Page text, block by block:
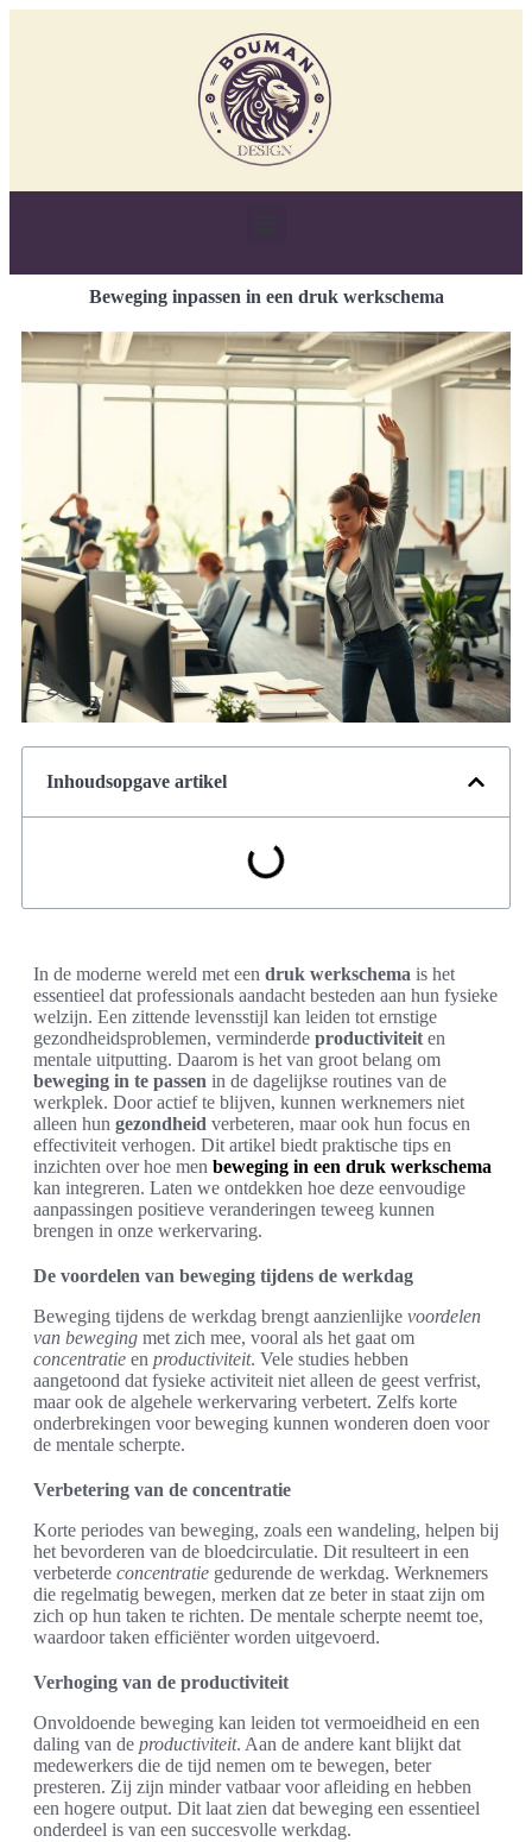
Beweging inpassen in een druk werkschema
Inhoudsopgave artikel
In de moderne wereld met een druk werkschema is het
essentieel dat professionals aandacht besteden aan hun fysieke
welzijn. Een zittende levensstijl kan leiden tot ernstige
gezondheidsproblemen, verminderde productiviteit en
mentale uitputting. Daarom is het van groot belang om
beweging in te passen in de dagelijkse routines van de
werkplek. Door actief te blijven, kunnen werknemers niet
alleen hun gezondheid verbeteren, maar ook hun focus en
effectiviteit verhogen. Dit artikel biedt praktische tips en
inzichten over hoe men beweging in een druk werkschema
kan integreren. Laten we ontdekken hoe deze eenvoudige
aanpassingen positieve veranderingen teweeg kunnen
brengen in onze werkervaring.
De voordelen van beweging tijdens de werkdag
Beweging tijdens de werkdag brengt aanzienlijke voordelen
van beweging met zich mee, vooral als het gaat om
concentratie en productiviteit. Vele studies hebben
aangetoond dat fysieke activiteit niet alleen de geest verfrist,
maar ook de algehele werkervaring verbetert. Zelfs korte
onderbrekingen voor beweging kunnen wonderen doen voor
de mentale scherpte.
Verbetering van de concentratie
Korte periodes van beweging, zoals een wandeling, helpen bij
het bevorderen van de bloedcirculatie. Dit resulteert in een
verbeterde concentratie gedurende de werkdag. Werknemers
die regelmatig bewegen, merken dat ze beter in staat zijn om
zich op hun taken te richten. De mentale scherpte neemt toe,
waardoor taken efficiënter worden uitgevoerd.
Verhoging van de productiviteit
Onvoldoende beweging kan leiden tot vermoeidheid en een
daling van de productiviteit. Aan de andere kant blijkt dat
medewerkers die de tijd nemen om te bewegen, beter
presteren. Zij zijn minder vatbaar voor afleiding en hebben
een hogere output. Dit laat zien dat beweging een essentieel
onderdeel is van een succesvolle werkdag.